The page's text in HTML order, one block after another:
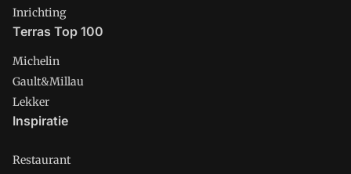
Inrichting
Terras Top 100
Michelin
Gault&Millau
Lekker
Inspiratie
Restaurant